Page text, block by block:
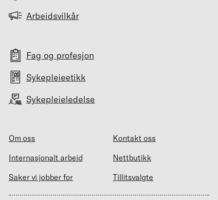
Arbeidsvilkår
Fag og profesjon
Sykepleieetikk
Sykepleieledelse
Om oss
Kontakt oss
Internasjonalt arbeid
Nettbutikk
Saker vi jobber for
Tillitsvalgte